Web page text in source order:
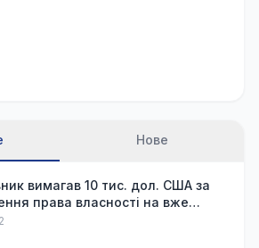
Нове
вимагав 10 тис. дол. США за
права власності на вже